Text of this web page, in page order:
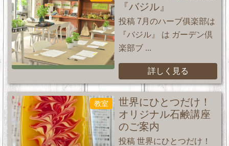
『バジル』
投稿 7月のハーブ俱楽部は
『バジル』 は ガーデン倶
楽部ブ ...
詳しく見る
教室
世界にひとつだけ！
オリジナル石鹸講座
のご案内
投稿 世界にひとつだけ！